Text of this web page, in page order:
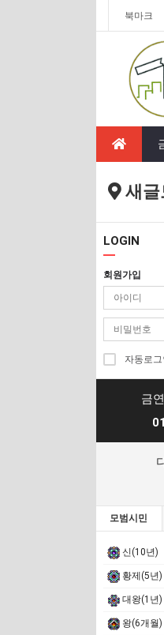
북마크
새
LOGIN
회원가입
자동로그
금
모범시민
신(10년)
황제(5년)
대왕(1년)
왕(6개월)